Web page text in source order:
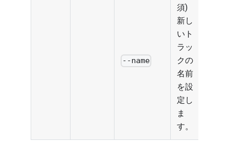
--name
須)
新し
いト
ラッ
クの
名前
を設
定し
ま
す。